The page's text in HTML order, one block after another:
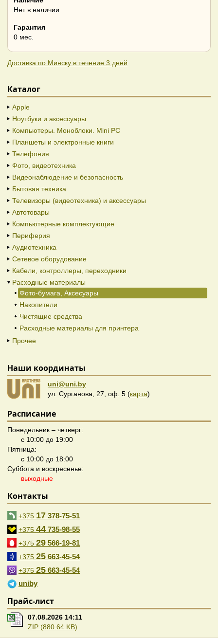
Нет в наличии
Гарантия
0 мес.
Доставка по Минску в течение 3 дней
Каталог
Apple
Ноутбуки и аксессуары
Компьютеры. Моноблоки. Mini PC
Планшеты и электронные книги
Телефония
Фото, видеотехника
Видеонаблюдение и безопасность
Бытовая техника
Телевизоры (видеотехника) и аксессуары
Автотовары
Компьютерные комплектующие
Периферия
Аудиотехника
Сетевое оборудование
Кабели, контроллеры, переходники
Расходные материалы
Фото-бумага, Аксесуары
Накопители
Чистящие средства
Расходные материалы для принтера
Прочее
Наши координаты
uni@uni.by
ул. Сурганова, 27, оф. 5 (карта)
Расписание
Понедельник – четверг:
с 10:00 до 19:00
Пятница:
с 10:00 до 18:00
Суббота и воскресенье:
выходные
Контакты
+375 17 378-75-51
+375 44 735-98-55
+375 29 566-19-81
+375 25 663-45-54
+375 25 663-45-54
uniby
Прайс-лист
07.08.2026 14:11
ZIP (880.64 KB)